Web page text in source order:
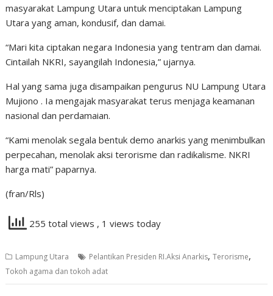
masyarakat Lampung Utara untuk menciptakan Lampung
Utara yang aman, kondusif, dan damai.
“Mari kita ciptakan negara Indonesia yang tentram dan damai.
Cintailah NKRI, sayangilah Indonesia,” ujarnya.
Hal yang sama juga disampaikan pengurus NU Lampung Utara
Mujiono . Ia mengajak masyarakat terus menjaga keamanan
nasional dan perdamaian.
“Kami menolak segala bentuk demo anarkis yang menimbulkan
perpecahan, menolak aksi terorisme dan radikalisme. NKRI
harga mati” paparnya.
(fran/Rls)
255 total views , 1 views today
Lampung Utara Pelantikan Presiden RI.Aksi Anarkis,Terorisme,
Tokoh agama dan tokoh adat